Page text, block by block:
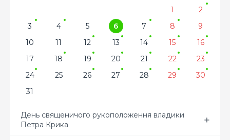
1
2
3
4 5 6 7 8
9
10
11 12 13 14 15
16
17
18 19 20 21 22
23
24
25 26 27 28 29
30
31
День священичого рукоположення владики
Петра Крика